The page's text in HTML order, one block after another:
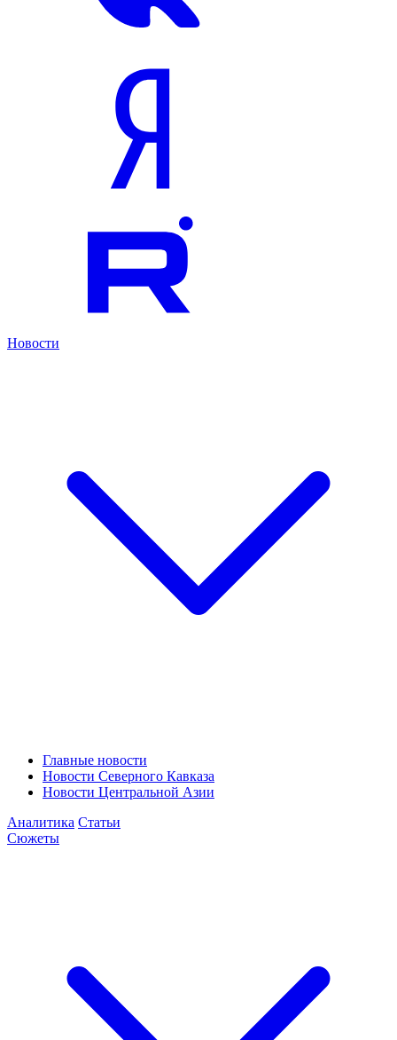
Новости
Главные новости
Новости Северного Кавказа
Новости Центральной Азии
Аналитика Статьи
Сюжеты